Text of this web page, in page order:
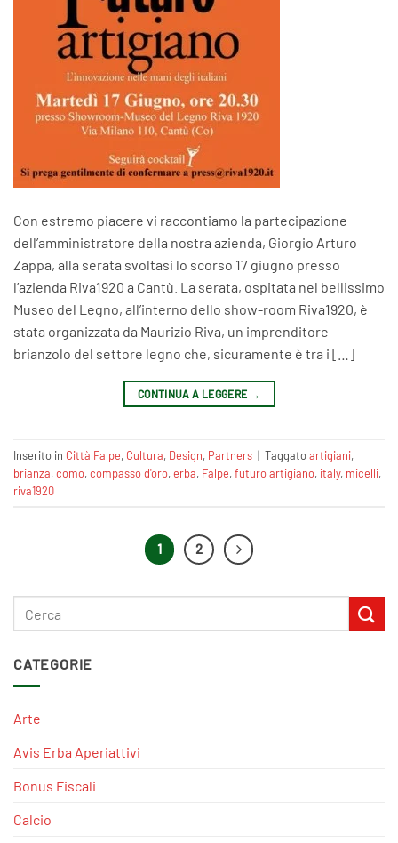
CATEGORIE
Arte
Avis Erba Aperiattivi
Bonus Fiscali
Calcio
Con estremo piacere vi raccontiamo la partecipazione
dell’amministratore della nostra azienda, Giorgio Arturo
Zappa, alla serata svoltasi lo scorso 17 giugno presso
l’azienda Riva1920 a Cantù. La serata, ospitata nel bellissimo
Museo del Legno, all’interno dello show-room Riva1920, è
stata organizzata da Maurizio Riva, un imprenditore
brianzolo del settore legno che, sicuramente è tra i […]
CONTINUA A LEGGERE →
Inserito in Città Falpe, Cultura, Design, Partners | Taggatoartigiani,
brianza,como,compasso d'oro,erba, Falpe,futuro artigiano, italy, micelli,
riva1920
1 2